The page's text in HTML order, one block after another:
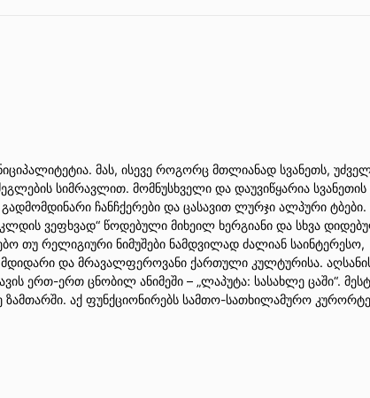
მას, ისევე როგორც მთლიანად სვანეთს,
სიმრავლით. მომნუსხველი და დაუვიწყარია სვანეთის
ჩანჩქერები და ცასავით ლურჯი ალპური
ვეფხვად“ წოდებული მიხეილ ხერგიანი და სხვა
თუ რელიგიური ნიმუშები ნამდვილად ძალიან საინტერესო,
და მრავალფეროვანი ქართული კულტურისა.
ერთ-ერთ ცნობილ ანიმეში – „ლაპუტა: სასახლე ცაში“.
აქ ფუნქციონირებს სამთო-სათხილამურო